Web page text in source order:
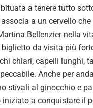
a tenere tutto
a un cervello che
Bellenzier nella
da visita più
chiari, capelli lunghi,
Anche per
stivali al ginocchio e
iniziato a conquistare il